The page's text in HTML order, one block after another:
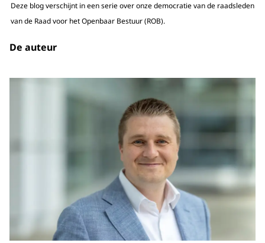
Deze blog verschijnt in een serie over onze democratie van de raadsleden
van de Raad voor het Openbaar Bestuur (ROB).
De auteur